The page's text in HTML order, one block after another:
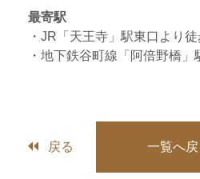
最寄駅
・JR「天王寺」駅東口より
・地下鉄谷町線「阿倍野橋
戻る 一覧へ戻